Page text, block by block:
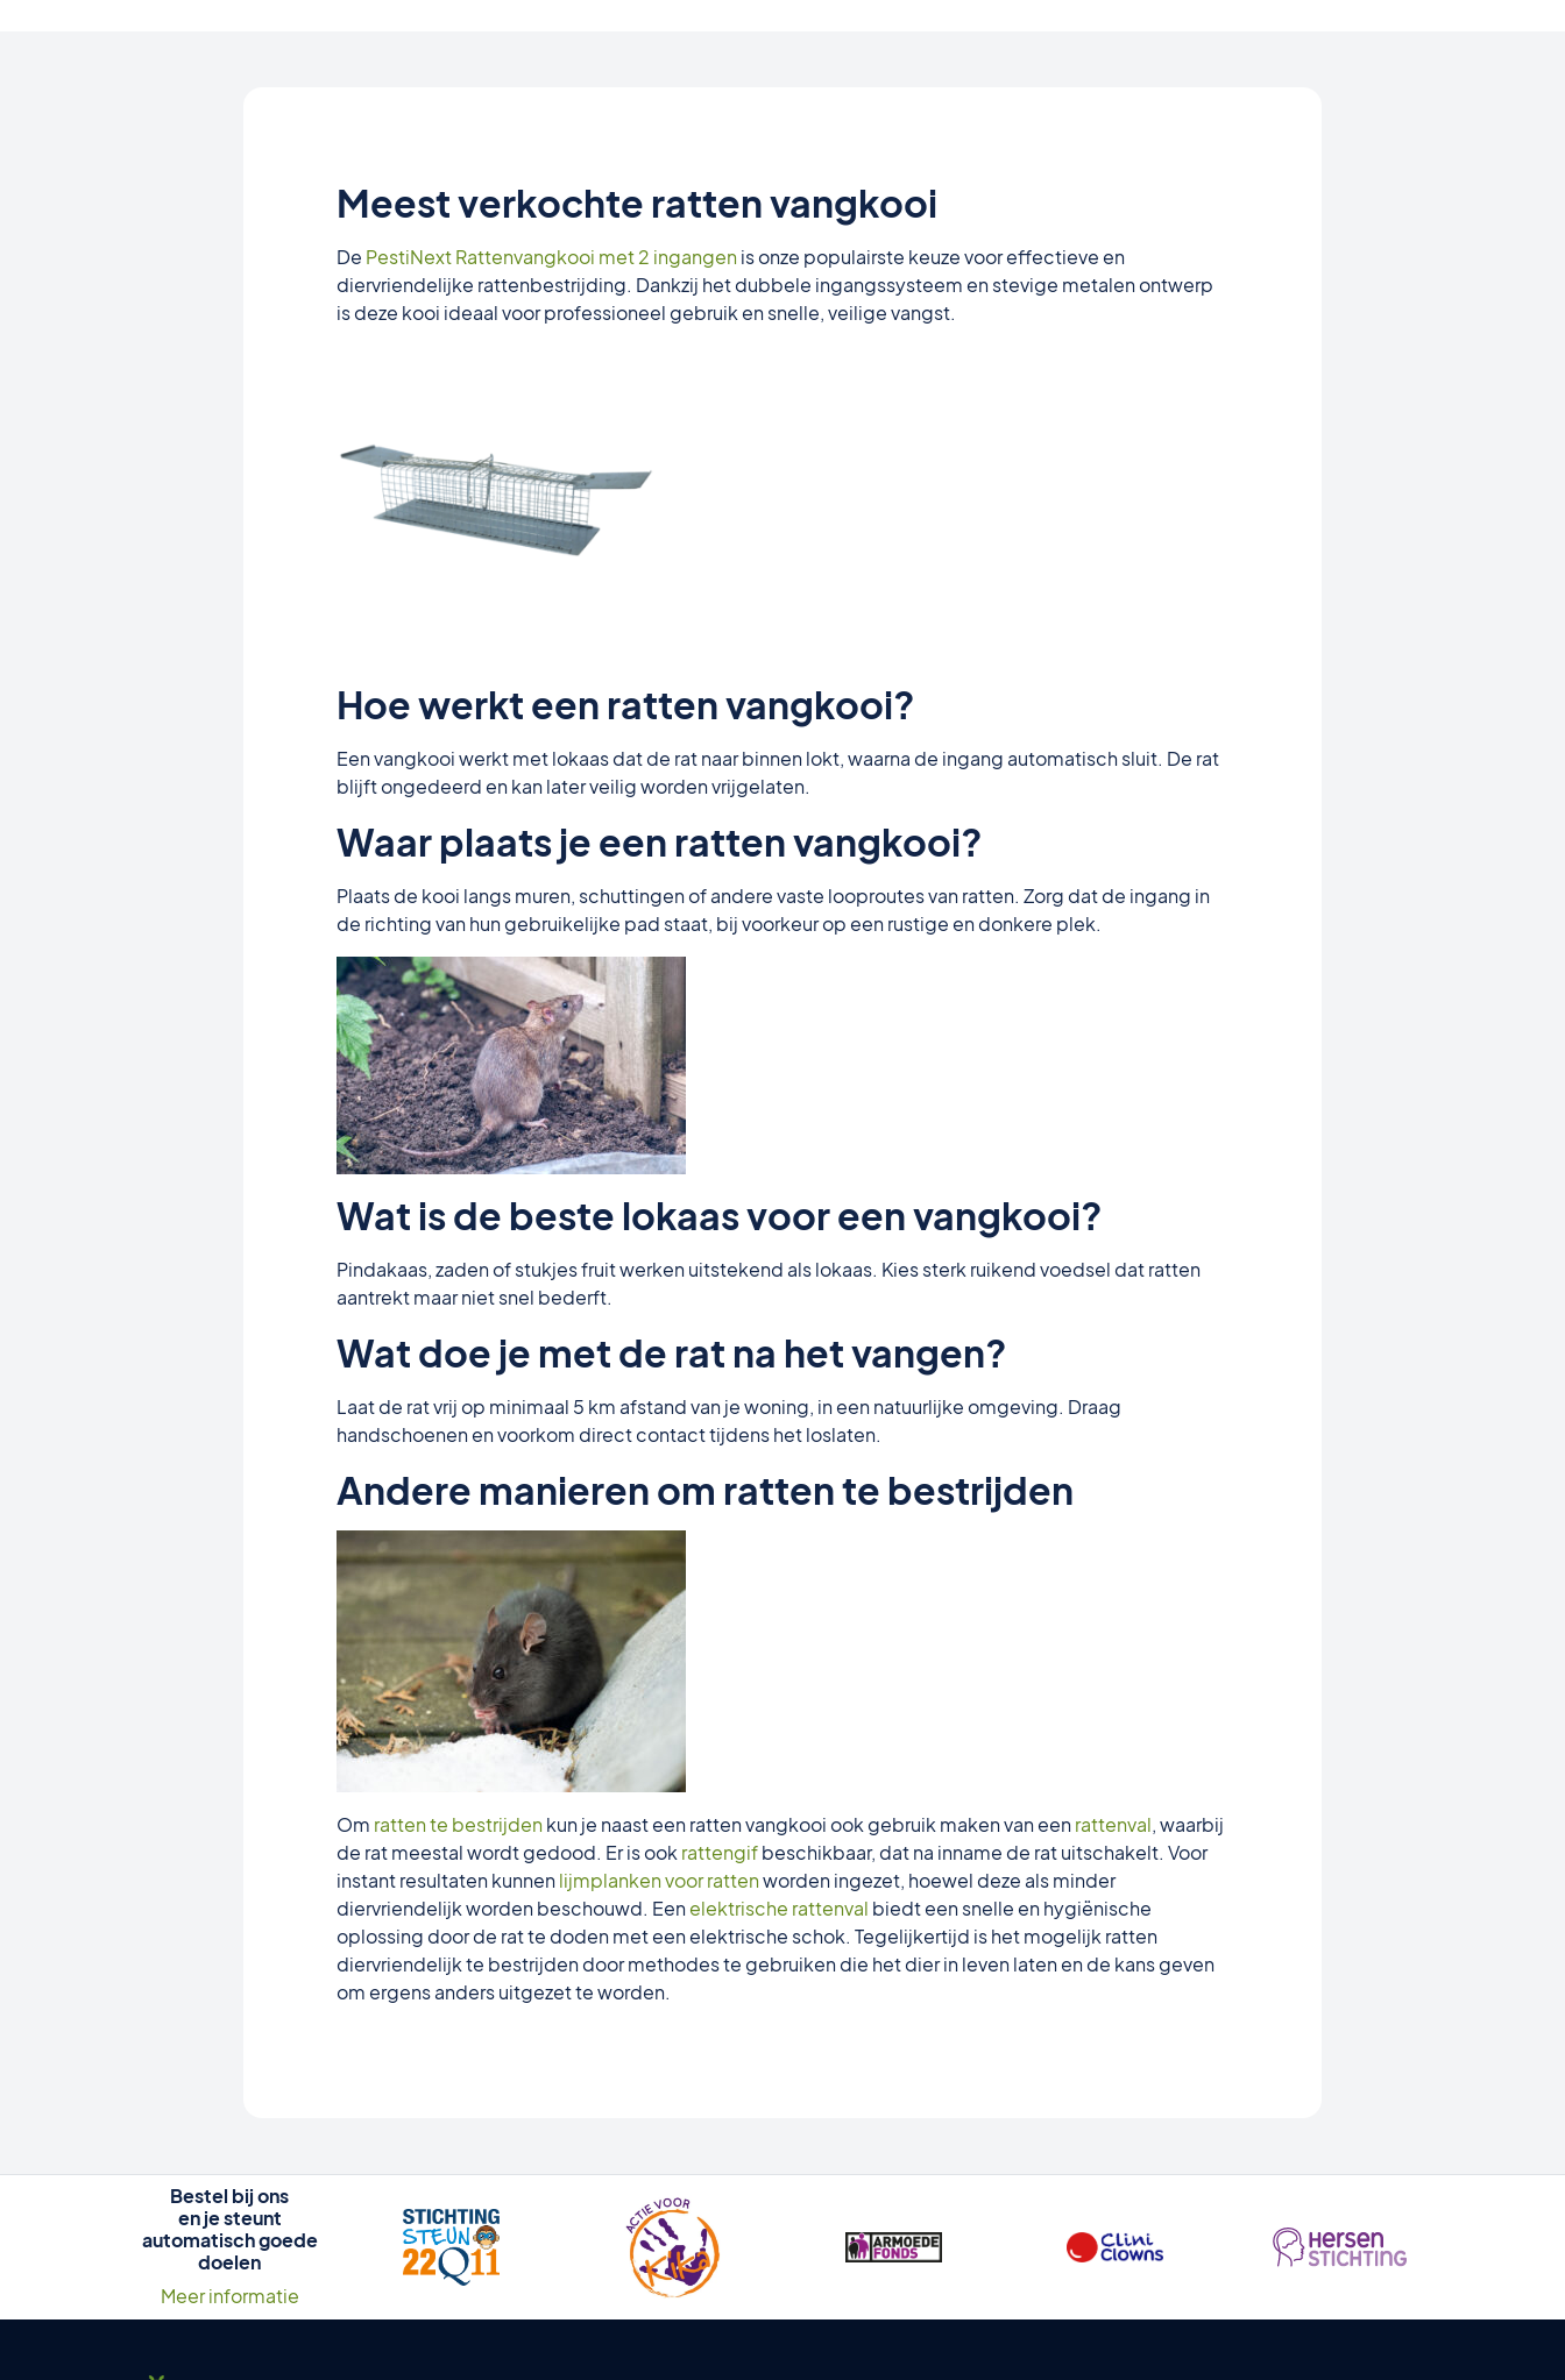
Meest verkochte ratten vangkooi
De PestiNext Rattenvangkooi met 2 ingangenis onze populairste keuze voor effectieve en
diervriendelijke rattenbestrijding. Dankzij het dubbele ingangssysteem en stevige metalen ontwerp
is deze kooi ideaal voor professioneel gebruik en snelle, veilige vangst.
Hoe werkt een ratten vangkooi?
Een vangkooi werkt met lokaas dat de rat naar binnen lokt, waarna de ingang automatisch sluit. De rat
blijft ongedeerd en kan later veilig worden vrijgelaten.
Waar plaats je een ratten vangkooi?
Plaats de kooi langs muren, schuttingen of andere vaste looproutes van ratten. Zorg dat de ingang in
de richting van hun gebruikelijke pad staat, bij voorkeur op een rustige en donkere plek.
Wat is de beste lokaas voor een vangkooi?
Pindakaas, zaden of stukjes fruit werken uitstekend als lokaas. Kies sterk ruikend voedsel dat ratten
aantrekt maar niet snel bederft.
Wat doe je met de rat na het vangen?
Laat de rat vrij op minimaal 5 km afstand van je woning, in een natuurlijke omgeving. Draag
handschoenen en voorkom direct contact tijdens het loslaten.
Andere manieren om ratten te bestrijden
Om ratten te bestrijdenkun je naast een ratten vangkooi ook gebruik maken van eenrattenval, waarbij
de rat meestal wordt gedood. Er is ook rattengifbeschikbaar, dat na inname de rat uitschakelt. Voor
instant resultaten kunnenlijmplanken voor rattenworden ingezet, hoewel deze als minder
diervriendelijk worden beschouwd. Eenelektrische rattenval biedt een snelle en hygiënische
oplossing door de rat te doden met een elektrische schok. Tegelijkertijd is het mogelijk ratten
diervriendelijk te bestrijdendoor methodes te gebruiken die het dier in leven laten en de kans geven
om ergens anders uitgezet te worden.
Bestel bij ons
en je steunt
automatisch goede
doelen
Meer informatie